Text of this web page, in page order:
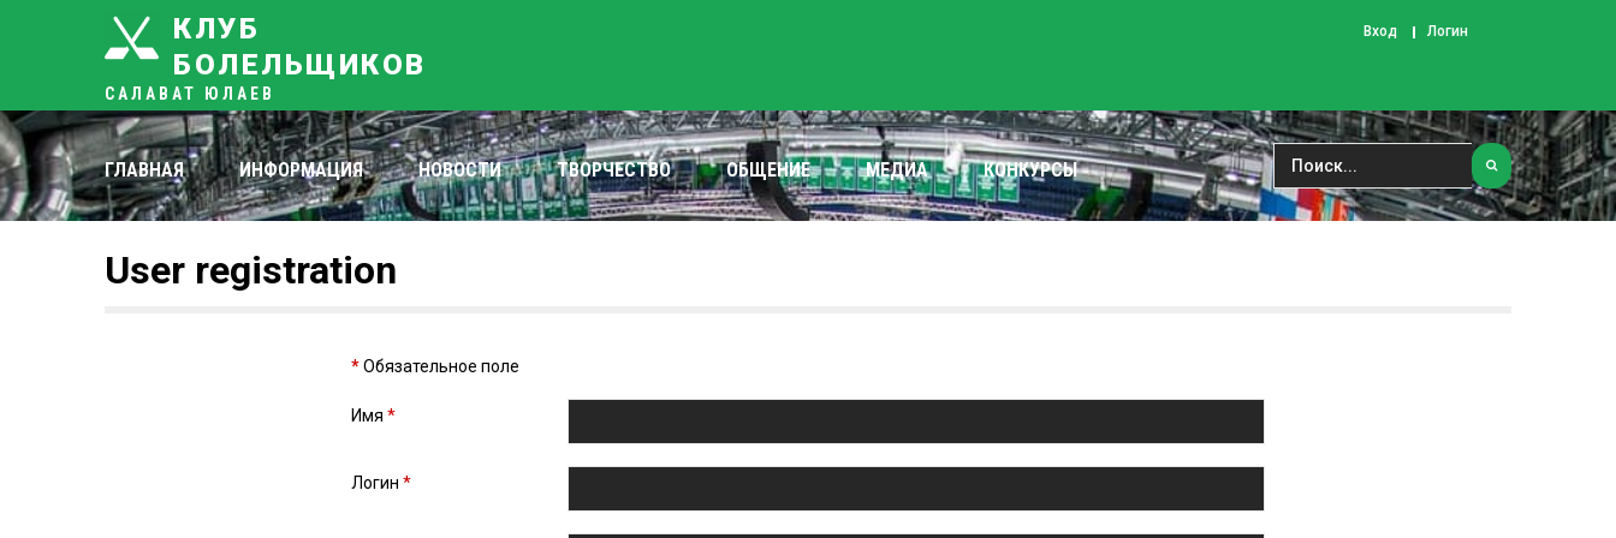
КЛУБ
БОЛЕЛЬЩИКОВ
САЛАВАТ ЮЛАЕВ
Вход Логин
ГЛАВНАЯ ИНФОРМАЦИЯ НОВОСТИ ТВОРЧЕСТВО ОБЩЕНИЕ МЕДИА КОНКУРСЫ
User registration
*Обязательное поле
Имя *
Логин *